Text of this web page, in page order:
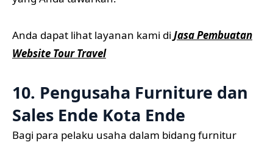
Anda dapat lihat layanan kami di Jasa Pembuatan
Website Tour Travel
10. Pengusaha Furniture dan
Sales Ende Kota Ende
Bagi para pelaku usaha dalam bidang furnitur